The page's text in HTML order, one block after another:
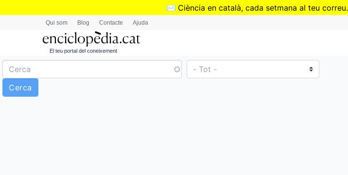
Vés
✉️ Ciència en català, cada setmana al teu correu.
Qui som Blog Contacte Ajuda
El teu portal del coneixement